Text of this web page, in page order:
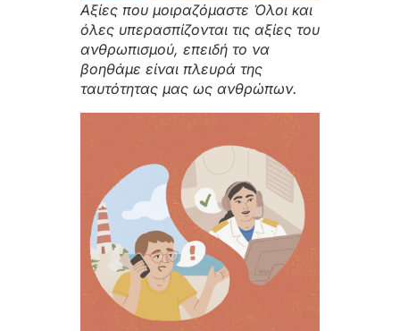
Αξίες που μοιραζόμαστε Όλοι και
όλες υπερασπίζονται τις αξίες του
ανθρωπισμού, επειδή το να
βοηθάμε είναι πλευρά της
ταυτότητας μας ως ανθρώπων.